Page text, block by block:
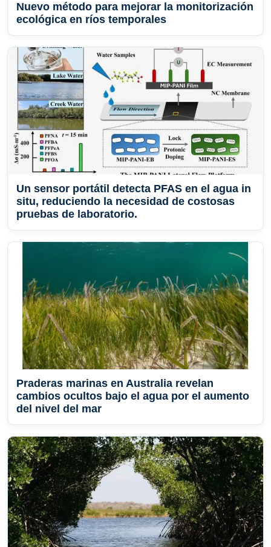
Nuevo método para mejorar la monitorización
ecológica en ríos temporales
Un sensor portátil detecta PFAS en el agua in
situ, reduciendo la necesidad de costosas
pruebas de laboratorio.
Praderas marinas en Australia revelan
cambios ocultos bajo el agua por el aumento
del nivel del mar